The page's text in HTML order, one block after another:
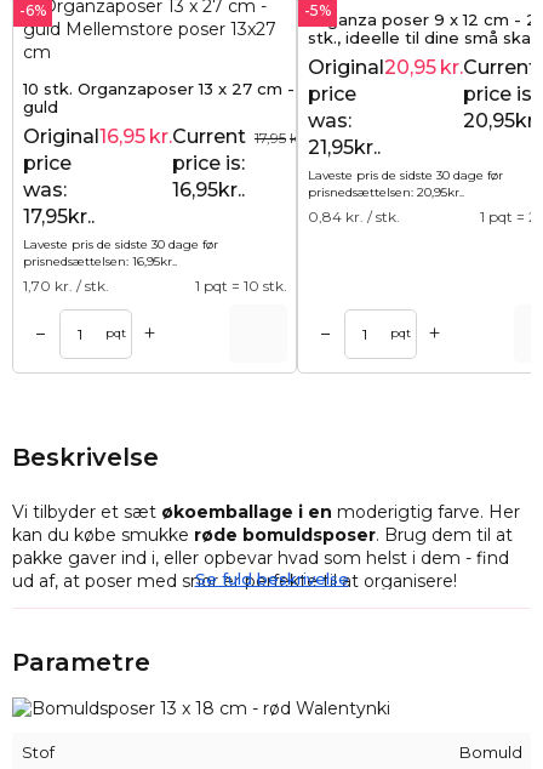
-6%
10 stk. Organzaposer 13 x 27 cm -
guld
17,95 kr.
Original
price
was:
17,95kr..
16,95 kr.Current
price is:
16,95kr..
Laveste pris de sidste 30 dage før
prisnedsættelsen: 16,95kr..
1,70 kr. / stk. 1 pqt = 10 stk.
– pqt +
-5%
Organza poser 9 x 12 cm -
stk., ideelle til dine små
småting
Original
price
was:
21,95kr..
20,95 kr.Current
price is:
20,95kr..
Laveste pris de sidste 30 dage før
prisnedsættelsen: 20,95kr..
0,84 kr. / stk. 1 pqt =
– pqt +
Beskrivelse
Vi tilbyder et sæt økoemballage i en moderigtig farve. Her
kan du købe smukke røde bomuldsposer. Brug dem til at
pakke gaver ind i, eller opbevar hvad som helst i dem - find
ud af, at poser med snor er perfekte til at organisere!
En samling af10 poser af originalt bomuldsmaterialei
næsten alle situationer. Det sæt, vi tilbyder, er alsidigt, da det
- afhængigt af situationen.
Disse poser er perfekte som dejlig gaveindpakning, men kan
Se fuld beskrivelse
Parametre
Stof
Bomuld